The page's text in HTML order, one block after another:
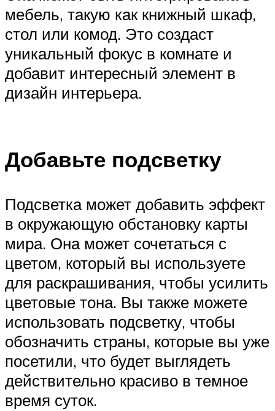
мебель, такую как книжный шкаф,
стол или комод. Это создаст
уникальный фокус в комнате и
добавит интересный элемент в
дизайн интерьера.
Добавьте подсветку
Подсветка может добавить эффект
в окружающую обстановку карты
мира. Она может сочетаться с
цветом, который вы используете
для раскрашивания, чтобы усилить
цветовые тона. Вы также можете
использовать подсветку, чтобы
обозначить страны, которые вы уже
посетили, что будет выглядеть
действительно красиво в темное
время суток.